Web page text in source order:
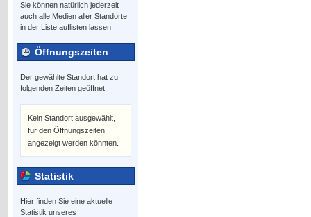
Sie können natürlich jederzeit
auch alle Medien aller Standorte
in der Liste auflisten lassen.
Öffnungszeiten
Der gewählte Standort hat zu
folgenden Zeiten geöffnet:
Kein Standort ausgewählt,
für den Öffnungszeiten
angezeigt werden könnten.
Statistik
Hier finden Sie eine aktuelle
Statistik unseres